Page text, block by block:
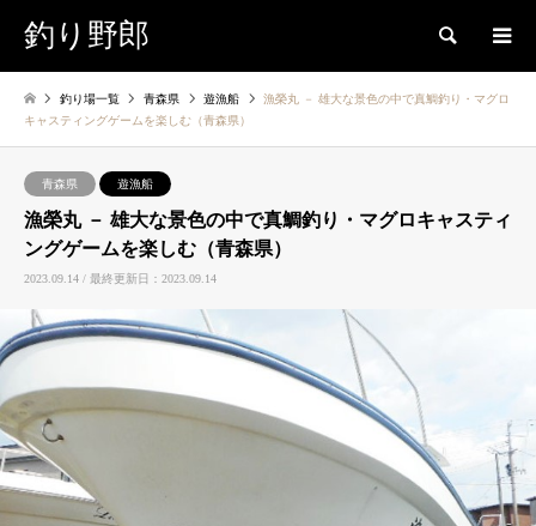
釣り野郎 検索
釣り場一覧 青森県 遊漁船
漁榮丸 － 雄大な景色の中で真鯛釣り・マグロ
キャスティングゲームを楽しむ（青森県）
青森県 遊漁船
漁榮丸 － 雄大な景色の中で真鯛釣り・マグロキャスティ
ングゲームを楽しむ（青森県）
2023.09.14 / 最終更新日：2023.09.14